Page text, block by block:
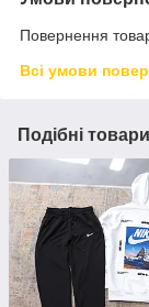
Повернення
Всі умови
Подібні